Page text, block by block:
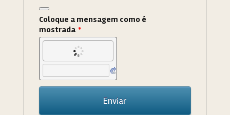
Date Picker Icon
Coloque a mensagem como é
mostrada *
Enviar